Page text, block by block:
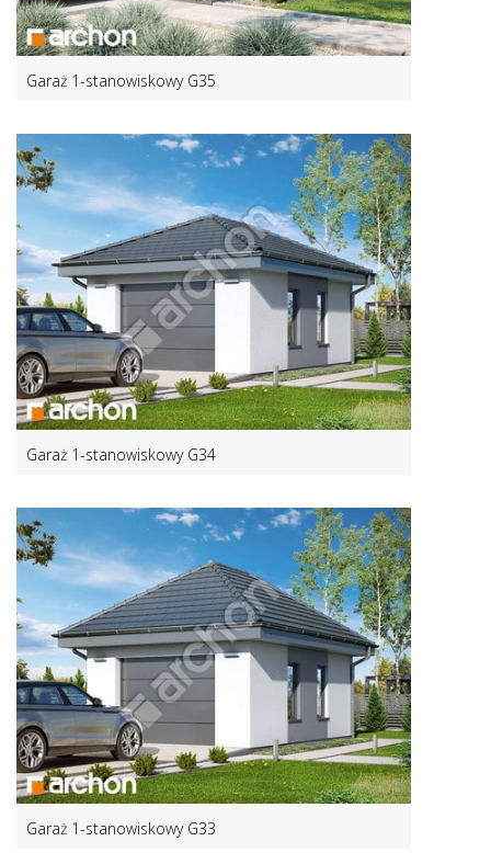
Garaż 1-stanowiskowy G35
Garaż 1-stanowiskowy G34
Garaż 1-stanowiskowy G33